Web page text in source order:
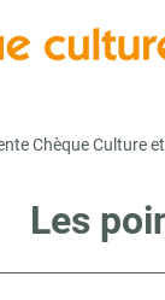
Chèque Culture
Les